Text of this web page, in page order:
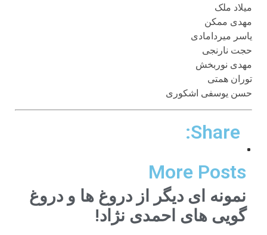
میلاد ملک
مهدی ممکن
یاسر میردامادی
حجت نارنجی
مهدی نوربخش
توران همتی
حسن یوسفی اشکوری
Share:
More Posts
نمونه ای دیگر از دروغ ها و دروغ
گویی های احمدی نژاد!